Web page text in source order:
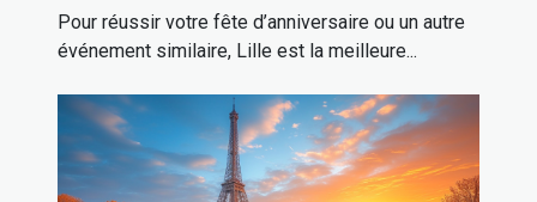
Pour réussir votre fête d’anniversaire ou un autre
événement similaire, Lille est la meilleure...